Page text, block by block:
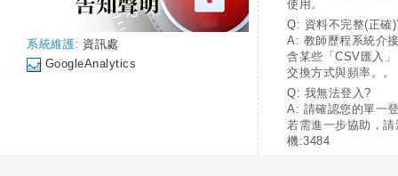
系統維護: 資訊處
GoogleAnalytics
使用。
Q: 資料不完整(正確
A: 教師歷程系統介
含某些「CSV匯入
交換方式與頻率。。
Q: 我無法登入?
A: 請確認您的單一
若需進一步協助，
機:3484